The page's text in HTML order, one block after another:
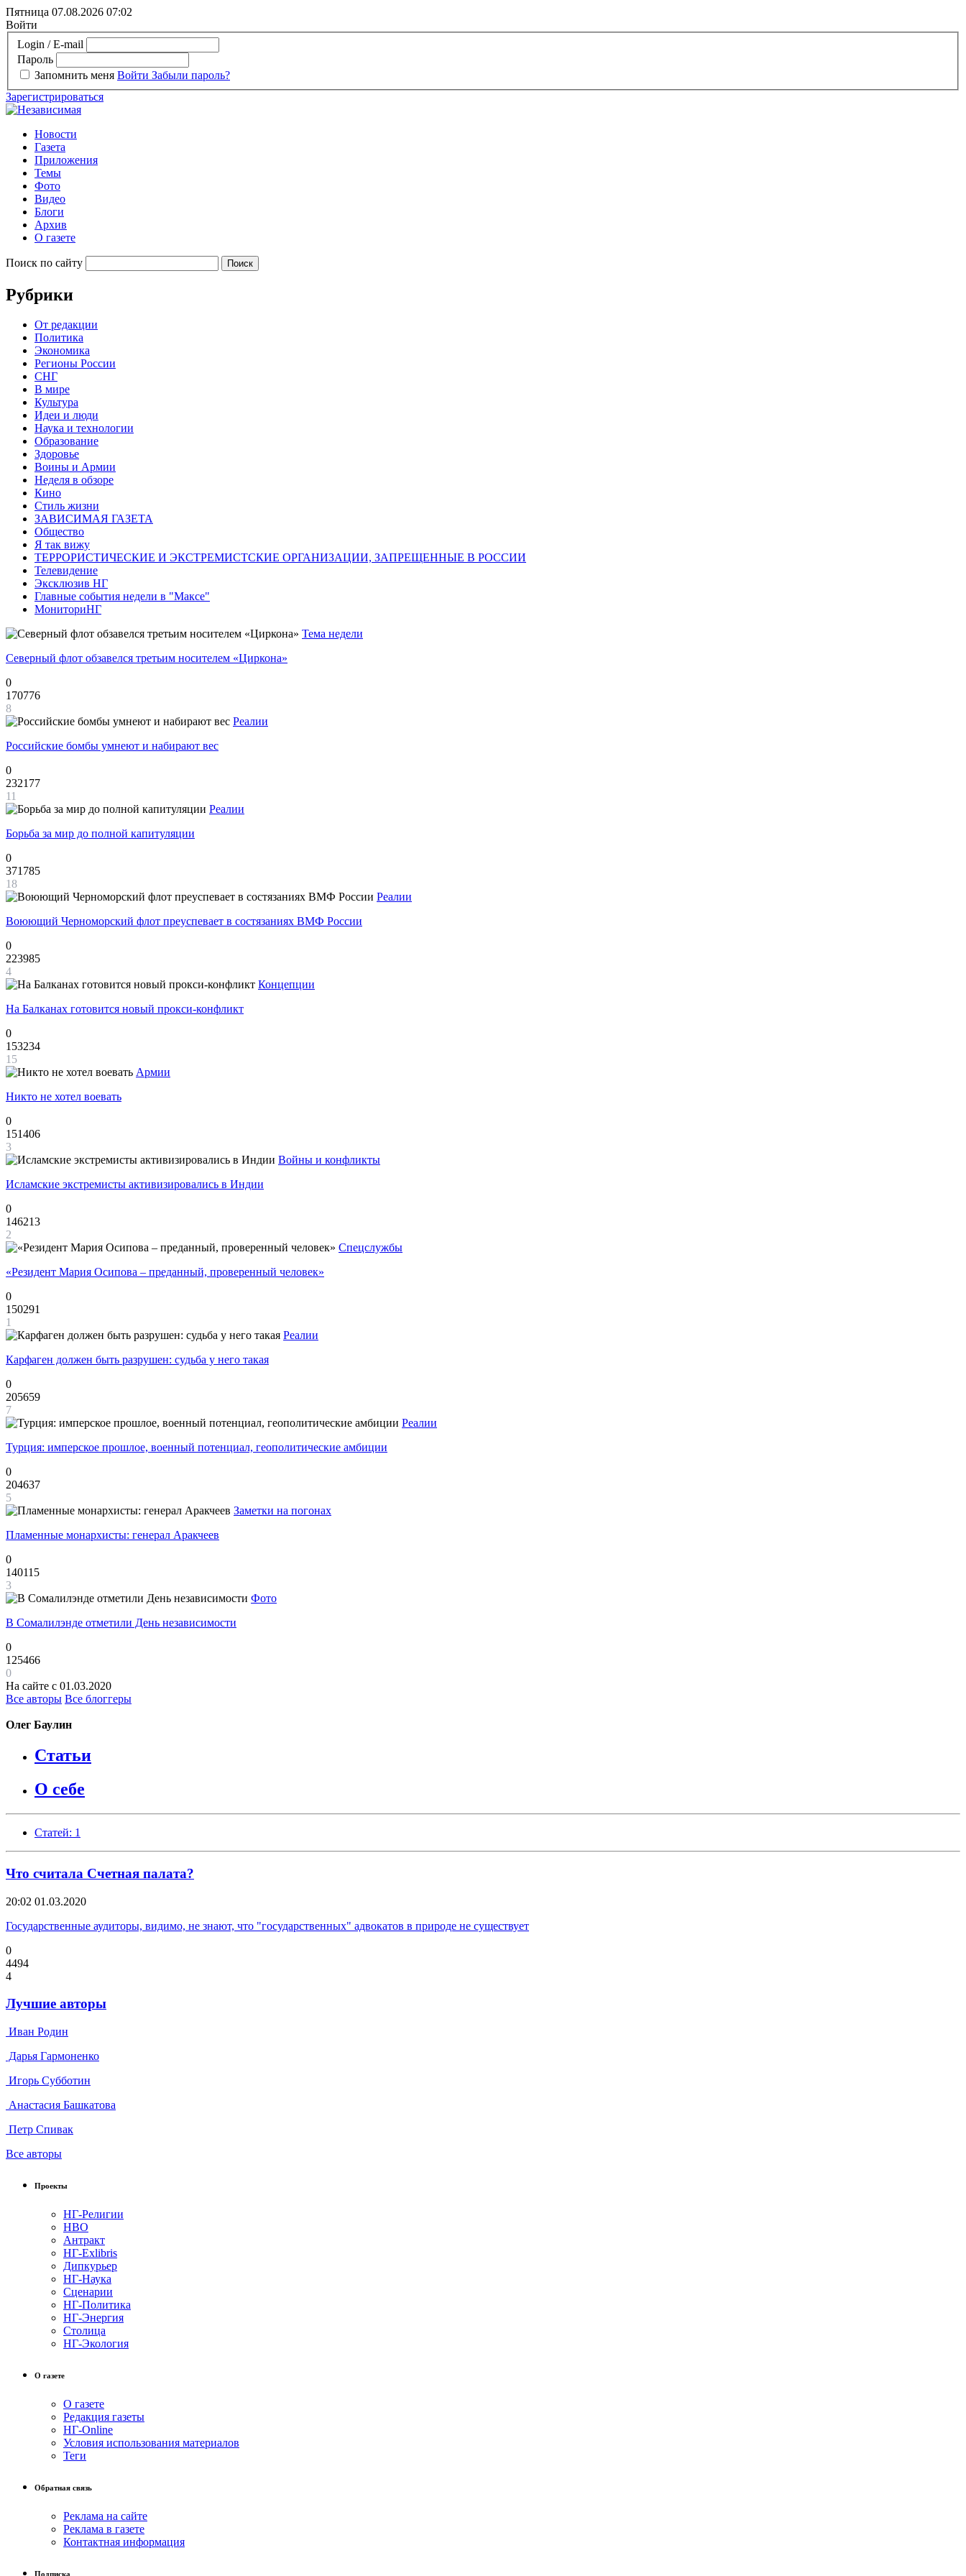
Пятница 07.08.2026 07:02
Войти
Login / E-mail
Пароль
Запомнить меня Войти Забыли пароль?
Зарегистрироваться
Новости
Газета
Приложения
Темы
Фото
Видео
Блоги
Архив
О газете
Поиск по сайту
Рубрики
От редакции
Политика
Экономика
Регионы России
СНГ
В мире
Культура
Идеи и люди
Наука и технологии
Образование
Здоровье
Воины и Армии
Неделя в обзоре
Кино
Стиль жизни
ЗАВИСИМАЯ ГАЗЕТА
Общество
Я так вижу
ТЕРРОРИСТИЧЕСКИЕ И ЭКСТРЕМИСТСКИЕ ОРГАНИЗАЦИИ, ЗАПРЕЩЕННЫЕ В РОССИИ
Телевидение
Эксклюзив НГ
Главные события недели в "Максе"
МониториНГ
Тема недели
Северный флот обзавелся третьим носителем «Циркона»
0
170776
8
Реалии
Российские бомбы умнеют и набирают вес
0
232177
11
Реалии
Борьба за мир до полной капитуляции
0
371785
18
Реалии
Воюющий Черноморский флот преуспевает в состязаниях ВМФ России
0
223985
4
Концепции
На Балканах готовится новый прокси-конфликт
0
153234
15
Армии
Никто не хотел воевать
0
151406
3
Войны и конфликты
Исламские экстремисты активизировались в Индии
0
146213
2
Спецслужбы
«Резидент Мария Осипова – преданный, проверенный человек»
0
150291
1
Реалии
Карфаген должен быть разрушен: судьба у него такая
0
205659
7
Реалии
Турция: имперское прошлое, военный потенциал, геополитические амбиции
0
204637
5
Заметки на погонах
Пламенные монархисты: генерал Аракчеев
0
140115
3
Фото
В Сомалилэнде отметили День независимости
0
125466
0
На сайте с 01.03.2020
Все авторы Все блоггеры
Олег Баулин
Статьи
О себе
Статей: 1
Что считала Счетная палата?
20:02 01.03.2020
Государственные аудиторы, видимо, не знают, что "государственных" адвокатов в природе не существует
0
4494
4
Лучшие авторы
Иван Родин
Дарья Гармоненко
Игорь Субботин
Анастасия Башкатова
Петр Спивак
Все авторы
Проекты
НГ-Религии
НВО
Антракт
НГ-Exlibris
Дипкурьер
НГ-Наука
Сценарии
НГ-Политика
НГ-Энергия
Столица
НГ-Экология
О газете
О газете
Редакция газеты
НГ-Online
Условия использования материалов
Теги
Обратная связь
Реклама на сайте
Реклама в газете
Контактная информация
Подписка